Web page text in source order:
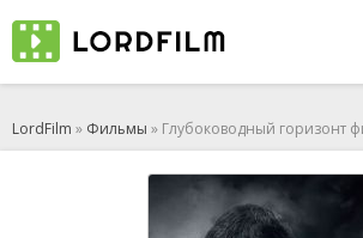
LordFilm » Фильмы » Глубоководный горизонт